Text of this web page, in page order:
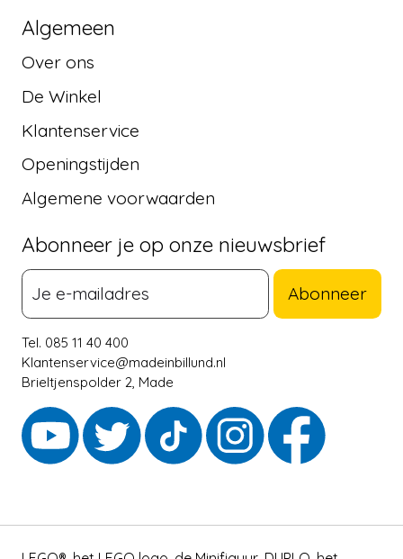
Algemeen
Over ons
De Winkel
Klantenservice
Openingstijden
Algemene voorwaarden
Abonneer je op onze nieuwsbrief
Abonneer
Tel. 085 11 40 400
Klantenservice@madeinbillund.nl
Brieltjenspolder 2, Made